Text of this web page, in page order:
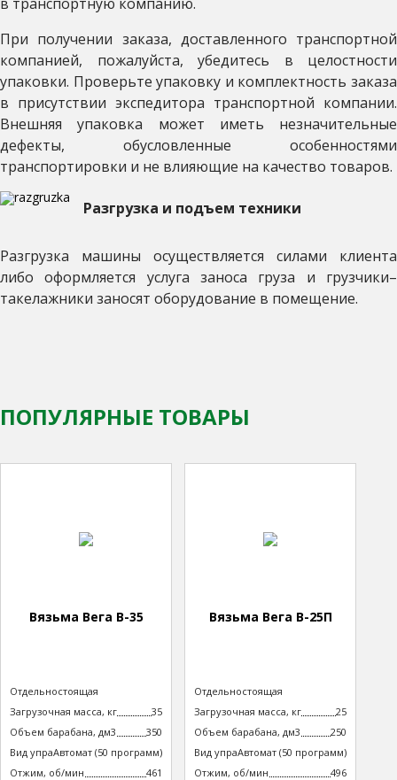
При получении заказа, доставленного транспортной
компанией, пожалуйста, убедитесь в целостности
упаковки. Проверьте упаковку и комплектность заказа
в присутствии экспедитора транспортной компании.
Внешняя упаковка может иметь незначительные
дефекты, обусловленные особенностями
транспортировки и не влияющие на качество товаров.
Разгрузка и подъем техники
Разгрузка машины осуществляется силами клиента
либо оформляется услуга заноса груза и грузчики–
такелажники заносят оборудование в помещение.
ПОПУЛЯРНЫЕ ТОВАРЫ
Вязьма Вега В-35
Тип машины
Отдельностоящая
неподрессоренная
Загрузочная масса, кг
35
Объем барабана, дм3
350
Вид управления
технологическим процессом
Автомат (50 программ)
Отжим, об/мин
461
Вязьма Вега В-25П
Тип машины
Отдельностоящая
неподрессоренная
Загрузочная масса, кг
25
Объем барабана, дм3
250
Вид управления
технологическим процессом
Автомат (50 программ)
Отжим, об/мин
496